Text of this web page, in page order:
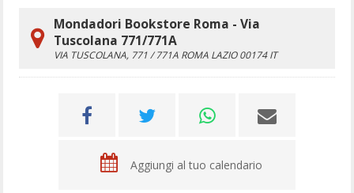
Mondadori Bookstore Roma - Via
Tuscolana 771/771A
VIA TUSCOLANA, 771 / 771A ROMA LAZIO 00174 IT
Aggiungi al tuo calendario